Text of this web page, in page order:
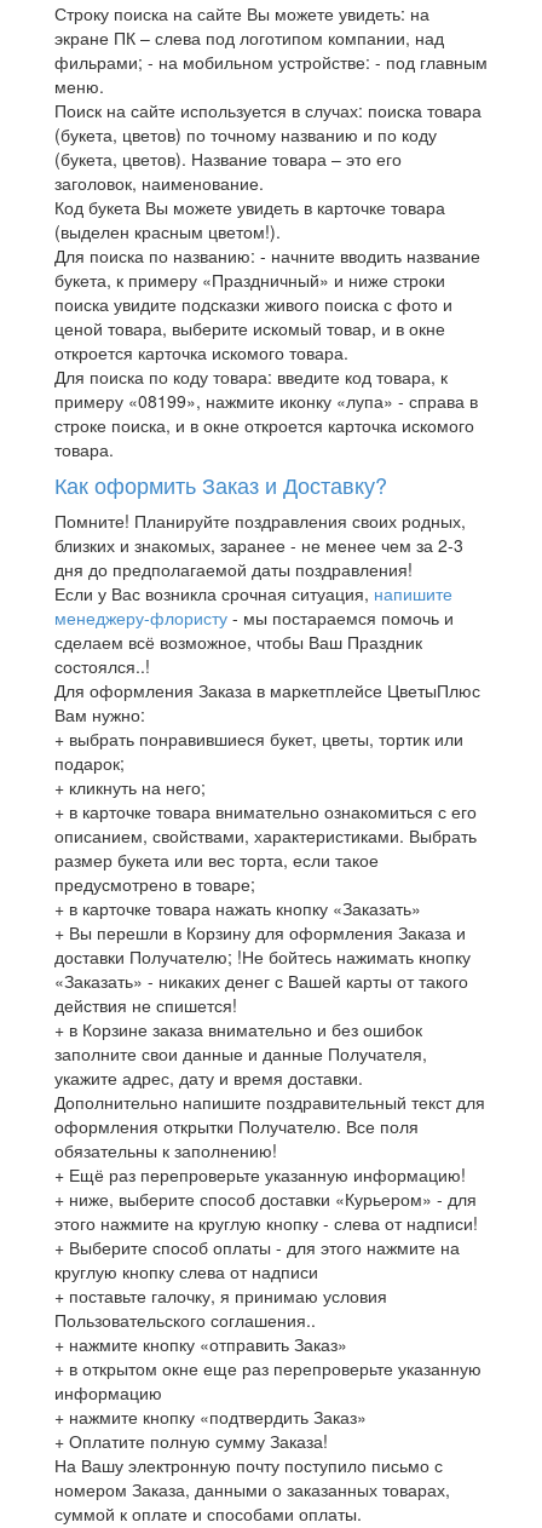
Строку поиска на сайте Вы можете увидеть: на
экране ПК – слева под логотипом компании, над
фильрами; - на мобильном устройстве: - под главным
меню.
Поиск на сайте используется в случах: поиска товара
(букета, цветов) по точному названию и по коду
(букета, цветов). Название товара – это его
заголовок, наименование.
Код букета Вы можете увидеть в карточке товара
(выделен красным цветом!).
Для поиска по названию: - начните вводить название
букета, к примеру «Праздничный» и ниже строки
поиска увидите подсказки живого поиска с фото и
ценой товара, выберите искомый товар, и в окне
откроется карточка искомого товара.
Для поиска по коду товара: введите код товара, к
примеру «08199», нажмите иконку «лупа» - справа в
строке поиска, и в окне откроется карточка искомого
товара.
Как оформить Заказ и Доставку?
Помните! Планируйте поздравления своих родных,
близких и знакомых, заранее - не менее чем за 2-3
дня до предполагаемой даты поздравления!
Если у Вас возникла срочная ситуация, напишите
менеджеру-флористу - мы постараемся помочь и
сделаем всё возможное, чтобы Ваш Праздник
состоялся..!
Для оформления Заказа в маркетплейсе ЦветыПлюс
Вам нужно:
+ выбрать понравившиеся букет, цветы, тортик или
подарок;
+ кликнуть на него;
+ в карточке товара внимательно ознакомиться с его
описанием, свойствами, характеристиками. Выбрать
размер букета или вес торта, если такое
предусмотрено в товаре;
+ в карточке товара нажать кнопку «Заказать»
+ Вы перешли в Корзину для оформления Заказа и
доставки Получателю; !Не бойтесь нажимать кнопку
«Заказать» - никаких денег с Вашей карты от такого
действия не спишется!
+ в Корзине заказа внимательно и без ошибок
заполните свои данные и данные Получателя,
укажите адрес, дату и время доставки.
Дополнительно напишите поздравительный текст для
оформления открытки Получателю. Все поля
обязательны к заполнению!
+ Ещё раз перепроверьте указанную информацию!
+ ниже, выберите способ доставки «Курьером» - для
этого нажмите на круглую кнопку - слева от надписи!
+ Выберите способ оплаты - для этого нажмите на
круглую кнопку слева от надписи
+ поставьте галочку, я принимаю условия
Пользовательского соглашения..
+ нажмите кнопку «отправить Заказ»
+ в открытом окне еще раз перепроверьте указанную
информацию
+ нажмите кнопку «подтвердить Заказ»
+ Оплатите полную сумму Заказа!
На Вашу электронную почту поступило письмо с
номером Заказа, данными о заказанных товарах,
суммой к оплате и способами оплаты.